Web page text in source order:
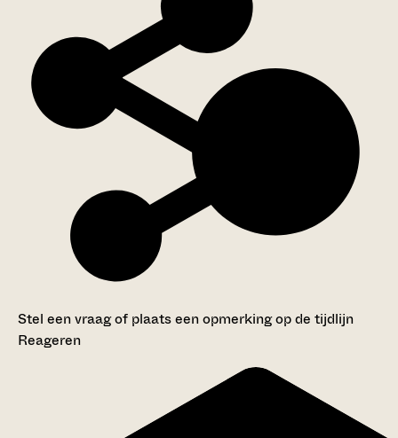
Stel een vraag of plaats een opmerking op de tijdlijn
Reageren